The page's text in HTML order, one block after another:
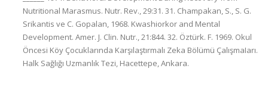
Nutritional Marasmus. Nutr. Rev., 29:31. 31. Champakan, S., S. G.
Srikantis ve C. Gopalan, 1968. Kwashiorkor and Mental
Development. Amer. J. Clin. Nutr., 21:844. 32. Öztürk. F. 1969. Okul
Öncesi Köy Çocuklarında Karşılaştırmalı Zeka Bölümü ÇalışmaIarı.
Halk Sağlığı Uzmanlık Tezi, Hacettepe, Ankara.